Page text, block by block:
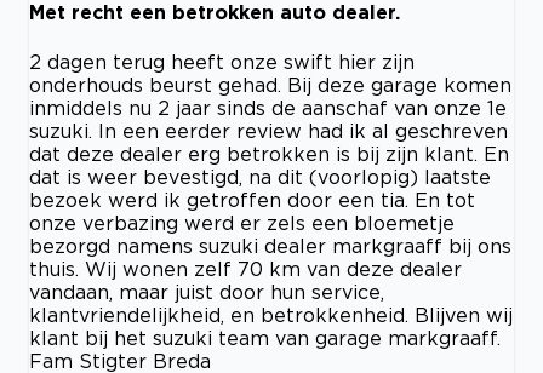
Met recht een betrokken auto dealer.
2 dagen terug heeft onze swift hier zijn
onderhouds beurst gehad. Bij deze garage komen
inmiddels nu 2 jaar sinds de aanschaf van onze 1e
suzuki. In een eerder review had ik al geschreven
dat deze dealer erg betrokken is bij zijn klant. En
dat is weer bevestigd, na dit (voorlopig) laatste
bezoek werd ik getroffen door een tia. En tot
onze verbazing werd er zels een bloemetje
bezorgd namens suzuki dealer markgraaff bij ons
thuis. Wij wonen zelf 70 km van deze dealer
vandaan, maar juist door hun service,
klantvriendelijkheid, en betrokkenheid. Blijven wij
klant bij het suzuki team van garage markgraaff.
Fam Stigter Breda